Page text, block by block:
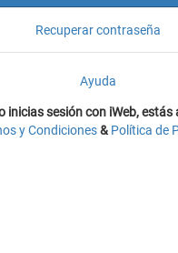
Recuperar contraseña
Ayuda
inicias sesión con iWeb, estás
y Condiciones& Política de